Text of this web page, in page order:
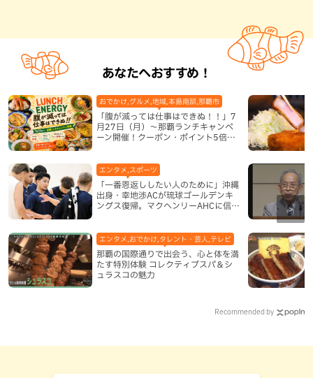
あなたへおすすめ！
「腹が減っては仕事はできぬ！！」7
月27日（月）〜那覇ランチキャンペ
ーン開催！クーポン・ポイント5倍・
おでかけ,グルメ,地域,本島南部,那覇市
「一番恩返ししたい人のために」沖縄
出身・幸地渉ACが琉球ゴールデンキ
ングス復帰。マクヘンリーAHCに信頼
エンタメ,スポーツ
那覇の国際通りで出会う、心と体を満
たす特別体験 コレクティブスパ＆シ
ュラスコの魅力
エンタメ,おでかけ,タレント・芸人,テレビ
Recommended by